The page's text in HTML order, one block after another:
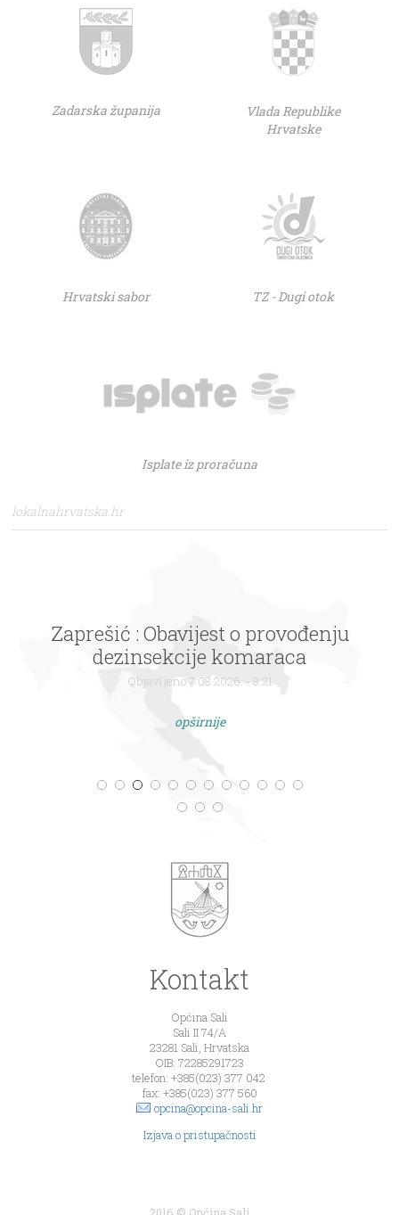
Zadarska županija
Vlada Republike
Hrvatske
Hrvatski sabor TZ - Dugi otok
Isplate iz proračuna
lokalnahrvatska.hr
Zaprešić : Obavijest o provođenju
dezinsekcije komaraca
Objavljeno 7.08.2026. - 8:21
opširnije
Kontakt
Općina Sali
Sali II 74/A
23281 Sali, Hrvatska
OIB: 72285291723
telefon: +385(023) 377 042
fax: +385(023) 377 560
opcina@opcina-sali.hr
Izjava o pristupačnosti
2016 © Općina Sali